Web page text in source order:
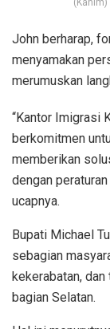
Rapat Tim
John berharap,
menyamakan
merumuskan